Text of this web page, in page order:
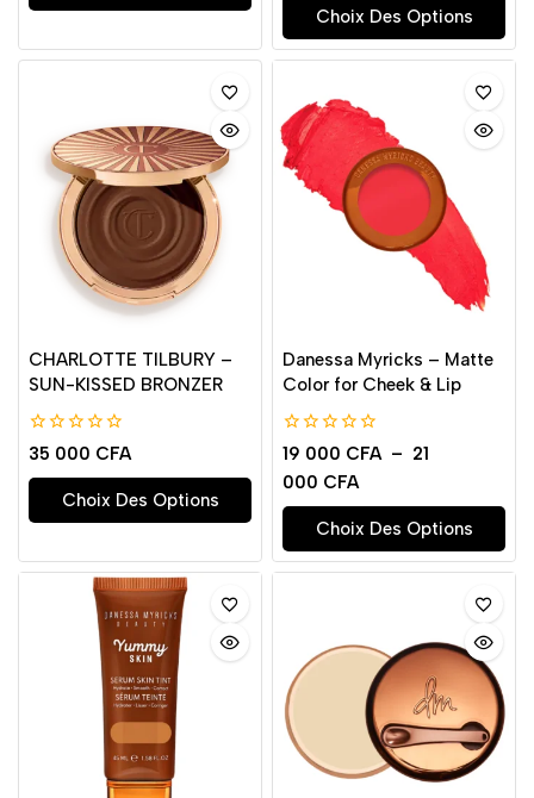
Choix Des Options
CHARLOTTE TILBURY –
SUN-KISSED BRONZER
0
de
5
35 000 CFA
Choix Des Options
Danessa Myricks – Matte
Color for Cheek & Lip
0
de
5
19 000 CFA – 21
000 CFA
Choix Des Options